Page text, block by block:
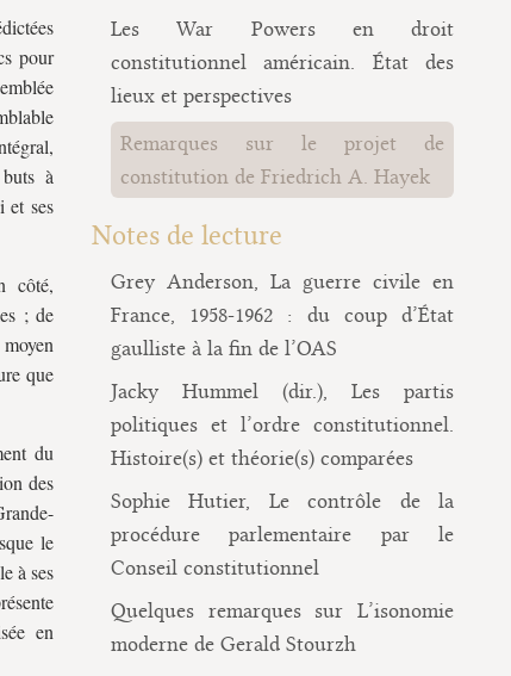
pour
à
et ses
côté,
; de
que
du
des
le
à ses
en
Les War Powers en droit
constitutionnel américain. État des
lieux et perspectives
Remarques sur le projet de
constitution de Friedrich A. Hayek
Notes de lecture
Grey Anderson, La guerre civile en
France, 1958-1962 : du coup d’État
gaulliste à la fin de l’OAS
Jacky Hummel (dir.), Les partis
politiques et l’ordre constitutionnel.
Histoire(s) et théorie(s) comparées
Sophie Hutier, Le contrôle de la
procédure parlementaire par le
Conseil constitutionnel
Quelques remarques sur L’isonomie
moderne de Gerald Stourzh